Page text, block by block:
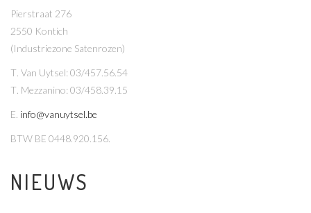
Pierstraat 276
2550 Kontich
(Industriezone Satenrozen)
T . Van Uytsel: 03/457.56.54
T . Mezzanino: 03/458.39.15
E info@vanuytsel.be
BTW BE 0448.920.156.
NIEUWS